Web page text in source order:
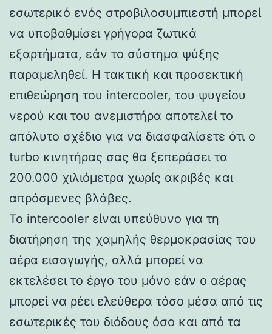
εσωτερικό ενός στροβιλοσυμπιεστή μπορεί
να υποβαθμίσει γρήγορα ζωτικά
εξαρτήματα, εάν το σύστημα ψύξης
παραμεληθεί. Η τακτική και προσεκτική
επιθεώρηση του intercooler, του ψυγείου
νερού και του ανεμιστήρα αποτελεί το
απόλυτο σχέδιο για να διασφαλίσετε ότι ο
turbo κινητήρας σας θα ξεπεράσει τα
200.000 χιλιόμετρα χωρίς ακριβές και
απρόσμενες βλάβες.
Το intercooler είναι υπεύθυνο για τη
διατήρηση της χαμηλής θερμοκρασίας του
αέρα εισαγωγής, αλλά μπορεί να
εκτελέσει το έργο του μόνο εάν ο αέρας
μπορεί να ρέει ελεύθερα τόσο μέσα από τις
εσωτερικές του διόδους όσο και από τα